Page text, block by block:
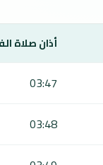
والمغرب والعشاء.
أذان صلاة
03:47
03:48